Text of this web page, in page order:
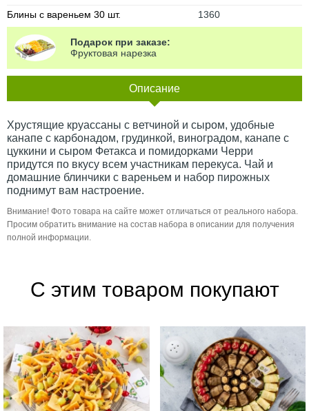
Блины с вареньем 30 шт. 1360
Подарок при заказе:
Фруктовая нарезка
Описание
Хрустящие круассаны с ветчиной и сыром, удобные
канапе с карбонадом, грудинкой, виноградом, канапе с
цуккини и сыром Фетакса и помидорками Черри
придутся по вкусу всем участникам перекуса. Чай и
домашние блинчики с вареньем и набор пирожных
поднимут вам настроение.
Внимание! Фото товара на сайте может отличаться от реального набора.
Просим обратить внимание на состав набора в описании для получения
полной информации.
С этим товаром покупают